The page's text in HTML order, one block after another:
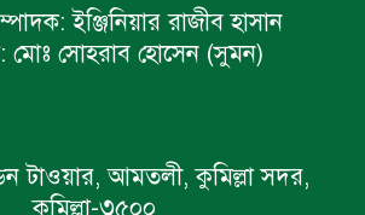
ইঞ্জিনিয়ার রাজীব হাসান
মোঃ সোহরাব হোসেন (সুমন)
টাওয়ার, আমতলী, কুমিল্লা সদর,
কুমিল্লা-৩৫০০